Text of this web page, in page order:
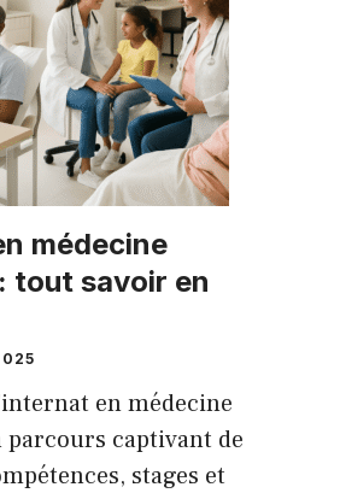
médecine
tout savoir en
en médecine
parcours captivant de
stages et